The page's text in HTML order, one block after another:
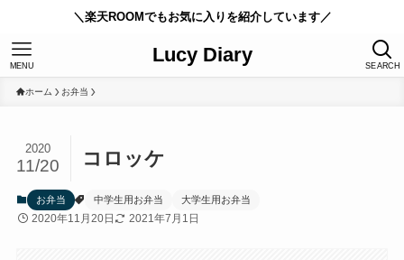
＼楽天ROOMでもお気に入りを紹介しています／
Lucy Diary SEARCH
MENU
ホーム お弁当
コロッケ
2020
11/20
お弁当 中学生用お弁当 大学生用お弁当
2020年11月20日 2021年7月1日